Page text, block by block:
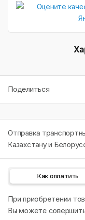
Поделиться
Отправка
Казахстану и
Как оплатить
При приобретении
Вы можете